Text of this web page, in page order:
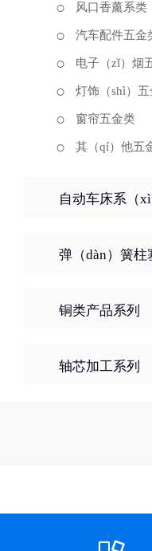
风口香薰系类
汽车配件五金
电子（zǐ）烟
灯饰（shì）
窗帘五金类
其（qí）他五
自动车床系（xì
弹（dàn）簧柱
铜类产品系列
轴芯加工系列